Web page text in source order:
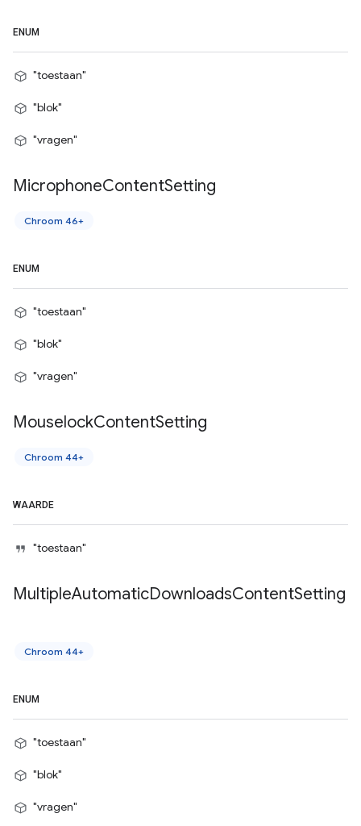
ENUM
"toestaan"
"blok"
"vragen"
MicrophoneContentSetting
Chroom 46+
ENUM
"toestaan"
"blok"
"vragen"
MouselockContentSetting
Chroom 44+
WAARDE
"toestaan"
MultipleAutomaticDownloadsContentSetting
Chroom 44+
ENUM
"toestaan"
"blok"
"vragen"